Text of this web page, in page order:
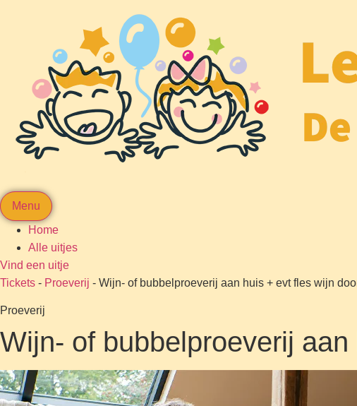
Menu
Home
Alle uitjes
Vind een uitje
Tickets - Proeverij - Wijn- of bubbelproeverij aan huis + evt fles wijn
Proeverij
Wijn- of bubbelproeverij